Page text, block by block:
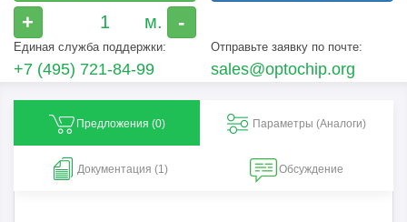
+ -
Единая служба поддержки:
+7 (495) 721-84-99
Отправьте заявку по почте:
sales@optochip.org
Предложения (0) Параметры (Aналоги)
Документация (1) Обсуждение